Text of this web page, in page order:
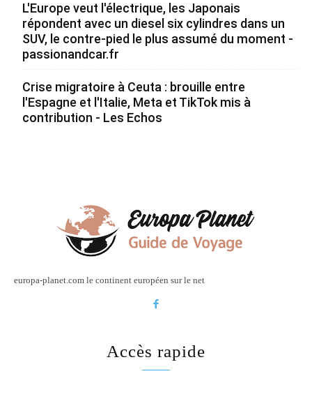
L'Europe veut l'électrique, les Japonais
répondent avec un diesel six cylindres dans un
SUV, le contre-pied le plus assumé du moment -
passionandcar.fr
Crise migratoire à Ceuta : brouille entre
l'Espagne et l'Italie, Meta et TikTok mis à
contribution - Les Echos
europa-planet.com le continent européen sur le net
Accès rapide